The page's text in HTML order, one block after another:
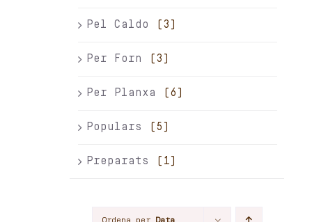
Pel Caldo (3)
Per Forn (3)
Per Planxa (6)
Populars (5)
Preparats (1)
Ordena per Data